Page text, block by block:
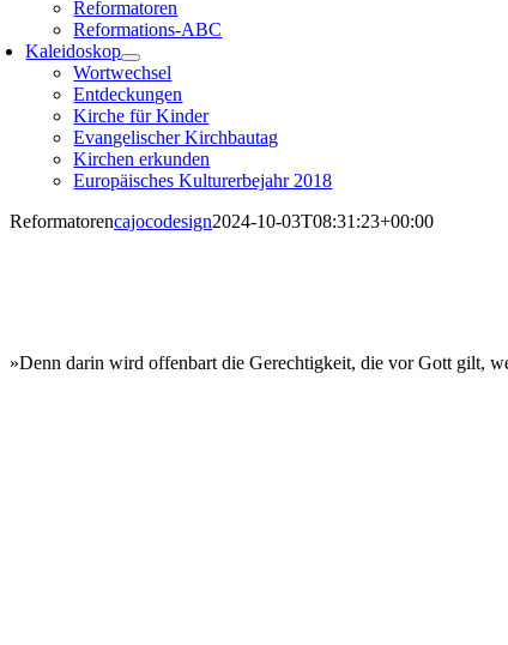
Reformatoren
Reformations-ABC
Kaleidoskop
Wortwechsel
Entdeckungen
Kirche für Kinder
Evangelischer Kirchbautag
Kirchen erkunden
Europäisches Kulturerbejahr 2018
Reformatorencajocodesign2024-10-03T08:31:23+00:00
»Denn darin wird offenbart die Gerechtigkeit, die vor Gott gilt,